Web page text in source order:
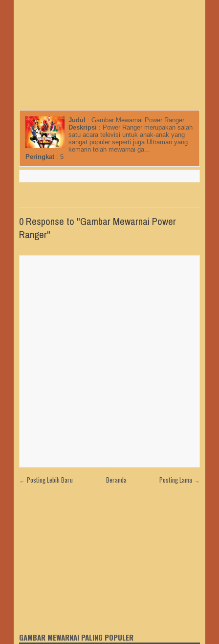
Judul : Gambar Mewarnai Power Ranger
Deskripsi : Power Ranger merupakan salah
satu acara televisi untuk anak-anak yang
sangat populer seperti juga Ultraman yang
kemarin telah mewarnai ga...
Peringkat : 5
0 Response to "Gambar Mewarnai Power
Ranger"
← Posting Lebih Baru Posting Lama →
Beranda
GAMBAR MEWARNAI PALING POPULER